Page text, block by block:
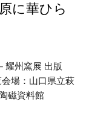
に華ひら
耀州窯展 出版
場：山口県立萩
磁資料館